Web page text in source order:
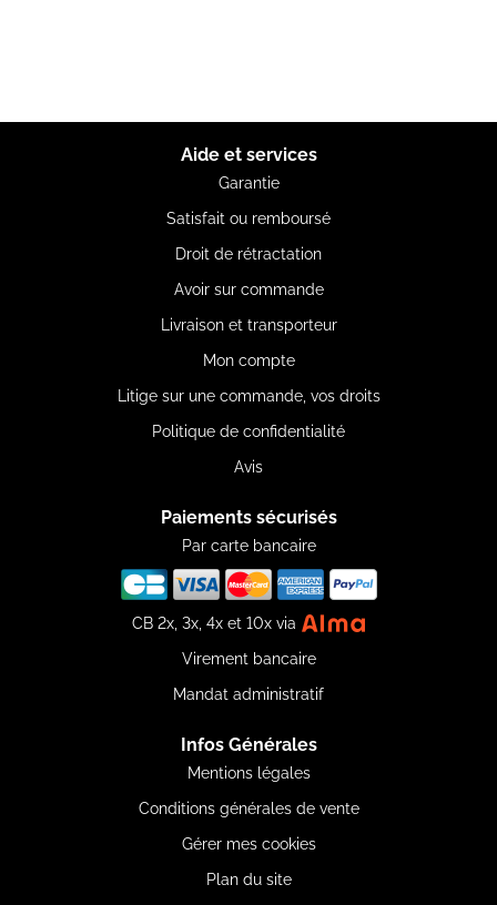
Aide et services
Garantie
Satisfait ou remboursé
Droit de rétractation
Avoir sur commande
Livraison et transporteur
Mon compte
Litige sur une commande, vos droits
Politique de confidentialité
Avis
Paiements sécurisés
Par carte bancaire
CB 2x, 3x, 4x et 10x via
Virement bancaire
Mandat administratif
Infos Générales
Mentions légales
Conditions générales de vente
Gérer mes cookies
Plan du site